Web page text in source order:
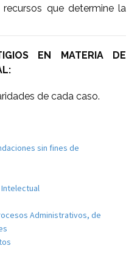
que determine la
EN MATERIA DE
de cada caso.
sin fines de
Administrativos, de